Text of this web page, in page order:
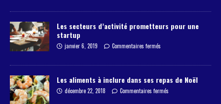
Les secteurs d’activité prometteurs pour une
startup
janvier 6, 2019 Commentaires fermés
Les aliments à inclure dans ses repas de Noël
décembre 22, 2018 Commentaires fermés